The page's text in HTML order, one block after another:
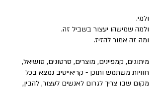
ולמי.
ולמה שמישהו יעצור בשביל זה.
ומה זה אמור להזיז.
מיתוגים, קמפיינים, מוצרים, סרטונים, סושיאל,
חוויות משתמש ותוכן - קריאייטיב נמצא בכל
מקום שבו צריך לגרום לאנשים לעצור, להבין,